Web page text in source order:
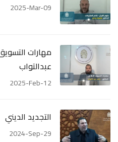
2025-Mar-09
مهارات
عبدالتواب
2025-Feb-12
التجديد الديني
2024-Sep-29